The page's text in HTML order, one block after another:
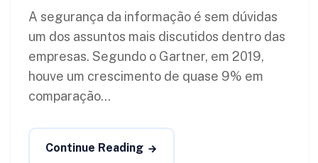
A segurança da informação é sem dúvidas
um dos assuntos mais discutidos dentro das
empresas. Segundo o Gartner, em 2019,
houve um crescimento de quase 9% em
comparação...
Continue Reading